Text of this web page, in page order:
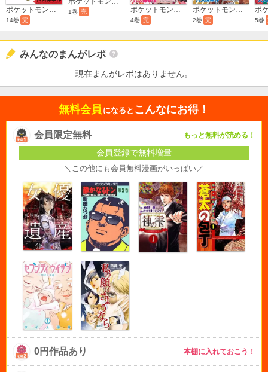
14巻 完
1巻 完
4巻 完 2巻 完 5巻
みんなのまんがレポ
現在まんがレポはありません。
無料会員 になると こんなにお得！
会員限定無料 もっと無料が読める！
会員登録で無料増量
＼この他にも会員無料漫画がいっぱい／
0円作品あり 本棚に入れておこう！